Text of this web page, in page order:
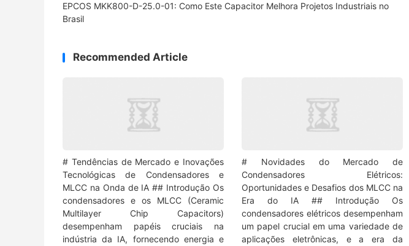
EPCOS MKK800-D-25.0-01: Como Este Capacitor Melhora Projetos Industriais no
Brasil
Recommended Article
# Tendências de Mercado e Inovações
Tecnológicas de Condensadores e
MLCC na Onda de IA ## Introdução Os
condensadores e os MLCC (Ceramic
Multilayer Chip Capacitors)
desempenham papéis cruciais na
indústria da IA, fornecendo energia e
# Novidades do Mercado de
Condensadores Elétricos:
Oportunidades e Desafios dos MLCC na
Era do IA ## Introdução Os
condensadores elétricos desempenham
um papel crucial em uma variedade de
aplicações eletrônicas, e a era da